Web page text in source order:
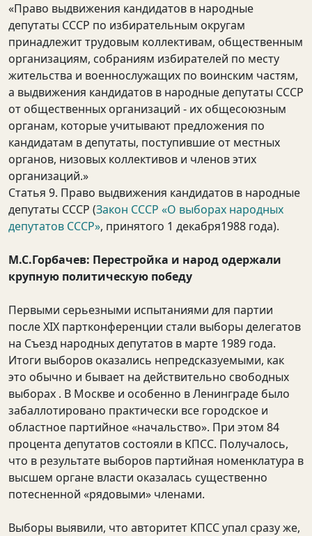
«Право выдвижения кандидатов в народные
депутаты СССР по избирательным округам
принадлежит трудовым коллективам, общественным
организациям, собраниям избирателей по месту
жительства и военнослужащих по воинским частям,
а выдвижения кандидатов в народные депутаты СССР
от общественных организаций - их общесоюзным
органам, которые учитывают предложения по
кандидатам в депутаты, поступившие от местных
органов, низовых коллективов и членов этих
организаций.»
Статья 9. Право выдвижения кандидатов в народные
депутаты СССР (Закон СССР «О выборах народных
депутатов СССР», принятого 1 декабря1988 года).
М.С.Горбачев: Перестройка и народ одержали
крупную политическую победу
Первыми серьезными испытаниями для партии
после ХIХ партконференции стали выборы делегатов
на Съезд народных депутатов в марте 1989 года.
Итоги выборов оказались непредсказуемыми, как
это обычно и бывает на действительно свободных
выборах . В Москве и особенно в Ленинграде было
забаллотировано практически все городское и
областное партийное «начальство». При этом 84
процента депутатов состояли в КПСС. Получалось,
что в результате выборов партийная номенклатура в
высшем органе власти оказалась существенно
потесненной «рядовыми» членами.
Выборы выявили, что авторитет КПСС упал сразу же,